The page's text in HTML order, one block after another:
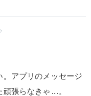
アプリのメッセージ
頑張らなきゃ…。